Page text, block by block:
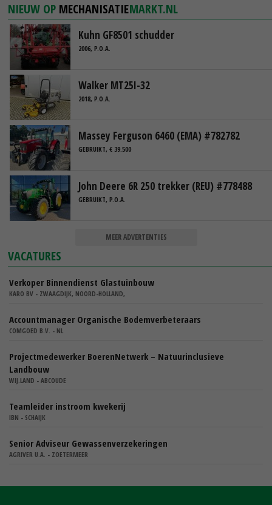
NIEUW OP MECHANISATIEMARKT.NL
Kuhn GF8501 schudder
2006, P.O.A.
Walker MT25I-32
2018, P.O.A.
Massey Ferguson 6460 (EMA) #782782
GEBRUIKT, € 39.500
John Deere 6R 250 trekker (REU) #778488
GEBRUIKT, P.O.A.
MEER ADVERTENTIES
VACATURES
Verkoper Binnendienst Glastuinbouw
KARO BV - ZWAAGDIJK, NOORD-HOLLAND,
Accountmanager Organische Bodemverbeteraars
COMGOED B.V. - NL
Projectmedewerker BoerenNetwerk – Natuurinclusieve
Landbouw
WIJ.LAND - ABCOUDE
Teamleider instroom kwekerij
IBN - SCHAIJK
Senior Adviseur Gewassenverzekeringen
AGRIVER U.A. - ZOETERMEER